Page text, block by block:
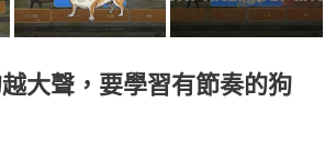
大聲，要學習有節奏的狗